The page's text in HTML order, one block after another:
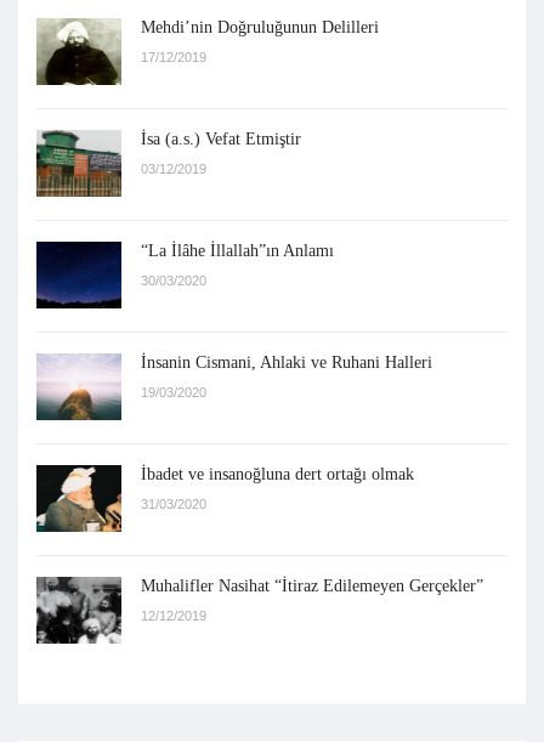
Mehdi’nin Doğruluğunun Delilleri
17/12/2019
İsa (a.s.) Vefat Etmiştir
03/12/2019
“La İlâhe İllallah”ın Anlamı
30/03/2020
İnsanin Cismani, Ahlaki ve Ruhani Halleri
19/03/2020
İbadet ve insanoğluna dert ortağı olmak
31/03/2020
Muhalifler Nasihat “İtiraz Edilemeyen Gerçekler”
12/12/2019